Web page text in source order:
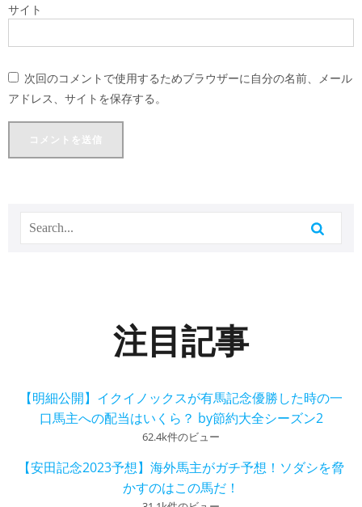
サイト
次回のコメントで使用するためブラウザーに自分の名前、メール
アドレス、サイトを保存する。
注目記事
【明細公開】イクイノックスが有馬記念優勝した時の一
口馬主への配当はいくら？ by節約大全シーズン2
62.4k件のビュー
【安田記念2023予想】海外馬主がガチ予想！ソダシを脅
かすのはこの馬だ！